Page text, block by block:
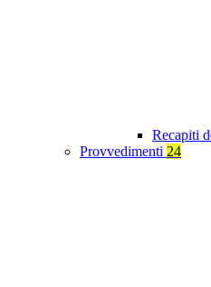
Recapiti
Provvedimenti 24